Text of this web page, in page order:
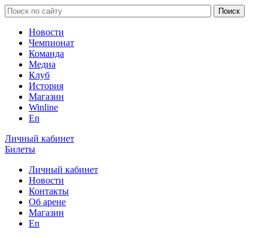
Новости
Чемпионат
Команда
Медиа
Клуб
История
Магазин
Winline
En
Личный кабинет
Билеты
Личный кабинет
Новости
Контакты
Об арене
Магазин
En